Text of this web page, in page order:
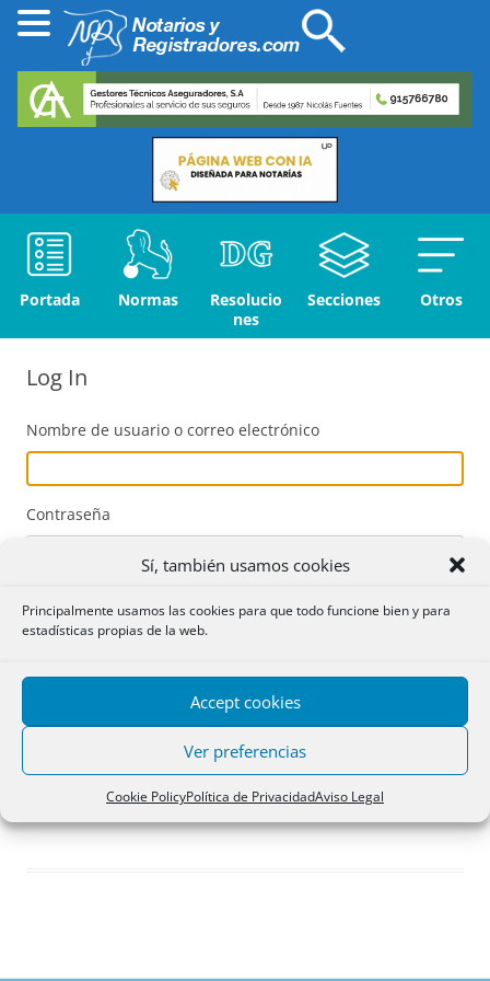
Sí, también usamos cookies
Principalmente usamos las cookies para que todo funcione bien y para
estadísticas propias de la web.
Accept cookies
Ver preferencias
Cookie PolicyPolítica de PrivacidadAviso Legal
Portada Normas
Resolucio
nes
Secciones Otros
Log In
Nombre de usuario o correo electrónico
Contraseña
Acceder
Registro
¿Has olvidado tu contraseña?